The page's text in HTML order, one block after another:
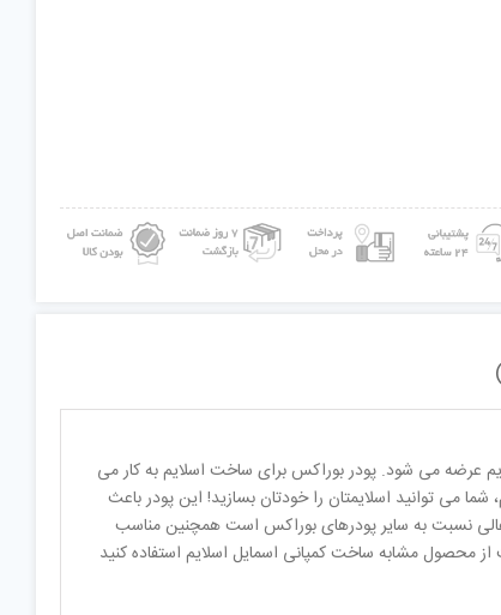
عرضه می شود. پودر بوراکس برای ساخت اسلایم به کار می
می توانید اسلایمتان را خودتان بسازید! این پودر باعث
نسبت به سایر پودرهای بوراکس است همچنین مناسب
محصول مشابه ساخت کمپانی اسمایل اسلایم استفاده کنید